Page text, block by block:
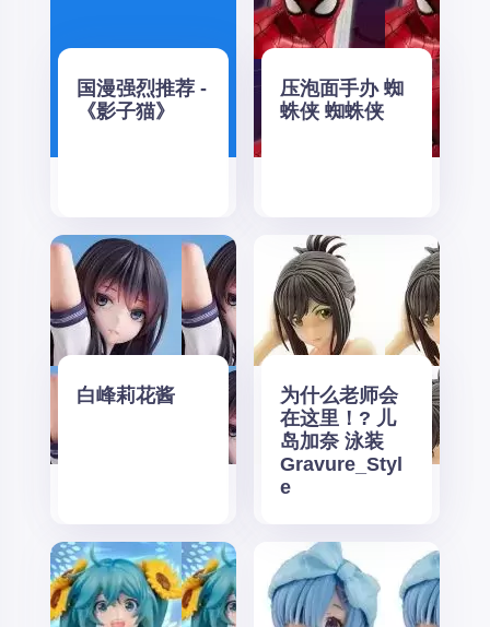
国漫强烈推荐 -
《影子猫》
压泡面手办 蜘
蛛侠 蜘蛛侠
白峰莉花酱
为什么老师会
在这里！? 儿
岛加奈 泳装
Gravure_Styl
e